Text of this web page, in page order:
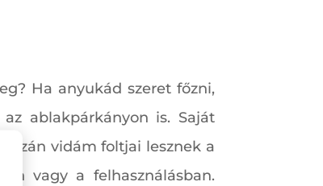
Ha anyukád szeret főzni,
ablakpárkányon is. Saját
vidám foltjai lesznek a
vagy a felhasználásban.